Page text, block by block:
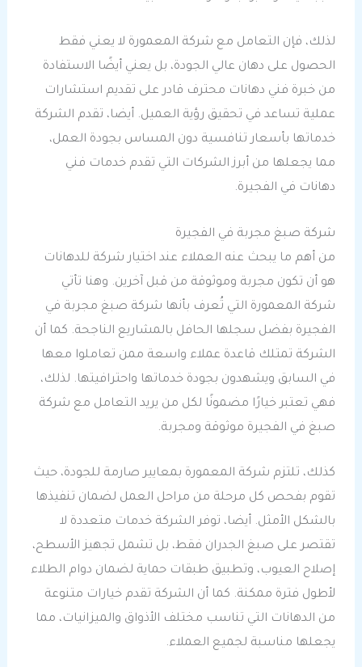
لذلك، فإن التعامل مع شركة المعمورة لا يعني فقط
الحصول على دهان عالي الجودة، بل يعني أيضًا الاستفادة
من خبرة فني دهانات محترف قادر على تقديم استشارات
عملية تساعد في تحقيق رؤية العميل. أيضا، تقدم الشركة
خدماتها بأسعار تنافسية دون المساس بجودة العمل،
مما يجعلها من أبرز الشركات التي تقدم خدمات فني
دهانات في الفجيرة.
شركة صبغ مجربة في الفجيرة
من أهم ما يبحث عنه العملاء عند اختيار شركة للدهانات
هو أن تكون مجربة وموثوقة من قبل آخرين. وهنا تأتي
شركة المعمورة التي تُعرف بأنها شركة صبغ مجربة في
الفجيرة بفضل سجلها الحافل بالمشاريع الناجحة. كما أن
الشركة تمتلك قاعدة عملاء واسعة ممن تعاملوا معها
في السابق ويشهدون بجودة خدماتها واحترافيتها. لذلك،
فهي تعتبر خيارًا مضمونًا لكل من يريد التعامل مع شركة
صبغ في الفجيرة موثوقة ومجربة.
كذلك، تلتزم شركة المعمورة بمعايير صارمة للجودة، حيث
تقوم بفحص كل مرحلة من مراحل العمل لضمان تنفيذها
بالشكل الأمثل. أيضا، توفر الشركة خدمات متعددة لا
تقتصر على صبغ الجدران فقط، بل تشمل تجهيز الأسطح،
إصلاح العيوب، وتطبيق طبقات حماية لضمان دوام الطلاء
لأطول فترة ممكنة. كما أن الشركة تقدم خيارات متنوعة
من الدهانات التي تناسب مختلف الأذواق والميزانيات، مما
يجعلها مناسبة لجميع العملاء.